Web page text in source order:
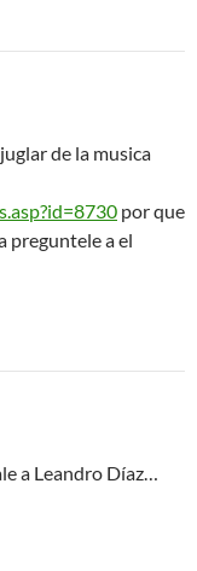
de la musica
por que
preguntele a el
a Leandro Díaz…